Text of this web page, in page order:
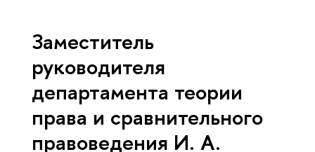
Заместитель
руководителя
департамента теории
права и сравнительного
правоведения И. А.